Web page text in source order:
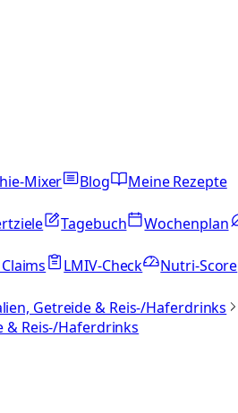
Mixer Blog
Meine Rezepte
Tagebuch Wochenplan
LMIV-Check Nutri-Score
Getreide & Reis-/Haferdrinks
& Reis-/Haferdrinks